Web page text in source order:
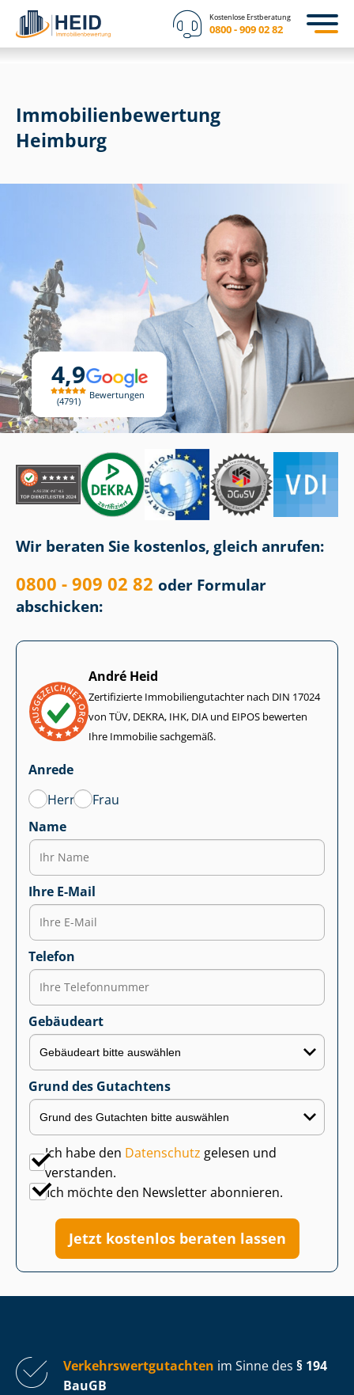
Kostenlose Erstberatung
0800 - 909 02 82
4,9
4791
Bewertungen
Immobilien­bewertung
Heimburg
Wir beraten Sie kostenlos, gleich anrufen:
0800 - 909 02 82 oder Formular
abschicken:
André Heid
Zertifizierte Im­mo­bi­li­en­gut­ach­ter nach DIN 17024
von TÜV, DEKRA, IHK, DIA und EIPOS bewerten
Ihre Immobilie sachgemäß.
Anrede
Herr
Frau
Name
Ihre E-Mail
Telefon
Gebäudeart
Grund des Gutachtens
Ich habe den Datenschutz gelesen und
verstanden.
Ich möchte den Newsletter abonnieren.
Jetzt kostenlos beraten lassen
Ver­kehrs­wert­gut­ach­ten im Sinne des § 194
BauGB